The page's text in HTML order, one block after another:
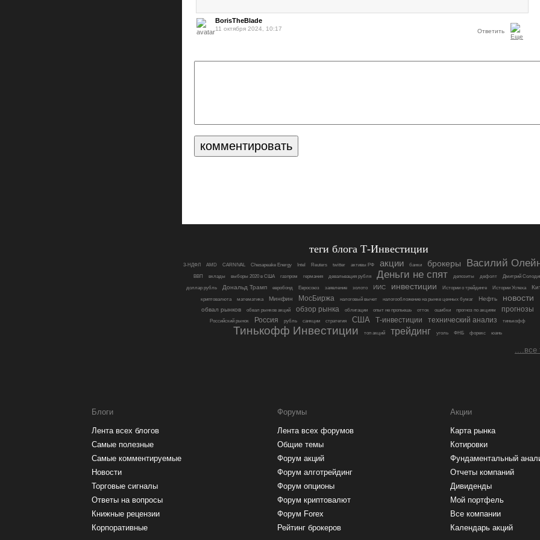
BorisTheBlade
11 октября 2024, 10:17 Ответить
теги блога Т-Инвестиции
3-НДФЛ AMD CARNIVAL Chesapeake Energy Intel Reuters twitter активы РФ акции банки брокеры Василий
ВВП вклады выборы 2020 в США газпром германия девальвация рубля Деньги не спят депозиты дефолт Дмитрий
доллар рубль Дональд Трамп евробонд Евросоюз заявление золото ИИС инвестиции Истории о трейдинге Истории Успеха
криптовалюта математика Минфин МосБиржа налоговый вычет налогообложение на рынке ценных бумаг Нефть новости
обвал рынков обвал рынков акций обзор рынка облигации опыт не пропьешь отток ошибки прогноз по акциям прогнозы
Российский рынок Россия рубль санкции стратегия США Т-инвестиции технический анализ тинькофф
Тинькофф Инвестиции топ акций трейдинг уголь ФНБ форекс юань
....все
Блоги
Лента всех блогов
Самые полезные
Самые комментируемые
Новости
Торговые сигналы
Ответы на вопросы
Книжные рецензии
Корпоративные
Форумы
Лента всех форумов
Общие темы
Форум акций
Форум алготрейдинг
Форум опционы
Форум криптовалют
Форум Forex
Рейтинг брокеров
Акции
Карта рынка
Котировки
Фундаментальный
Отчеты компаний
Дивиденды
Мой портфель
Все компании
Календарь акций